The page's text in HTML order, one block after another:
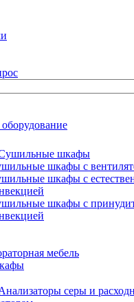
шкафы
шкафы с
шкафы с
шкафы с
мебель
серы и